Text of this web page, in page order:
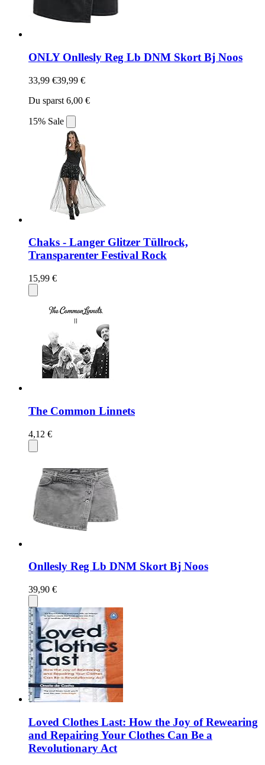
ONLY Onllesly Reg Lb DNM Skort Bj Noos
33,99 €39,99 €
Du sparst 6,00 €
15% Sale
Chaks - Langer Glitzer Tüllrock,
Transparenter Festival Rock
15,99 €
The Common Linnets
4,12 €
Onllesly Reg Lb DNM Skort Bj Noos
39,90 €
Loved Clothes Last: How the Joy of Rewearing
and Repairing Your Clothes Can Be a
Revolutionary Act